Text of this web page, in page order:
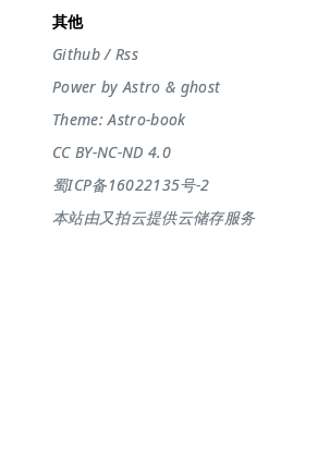
其他
Github/ Rss
Power byAstro & ghost
Theme:Astro-book
CC BY-NC-ND 4.0
蜀ICP备16022135号-2
本站由又拍云提供云储存服务